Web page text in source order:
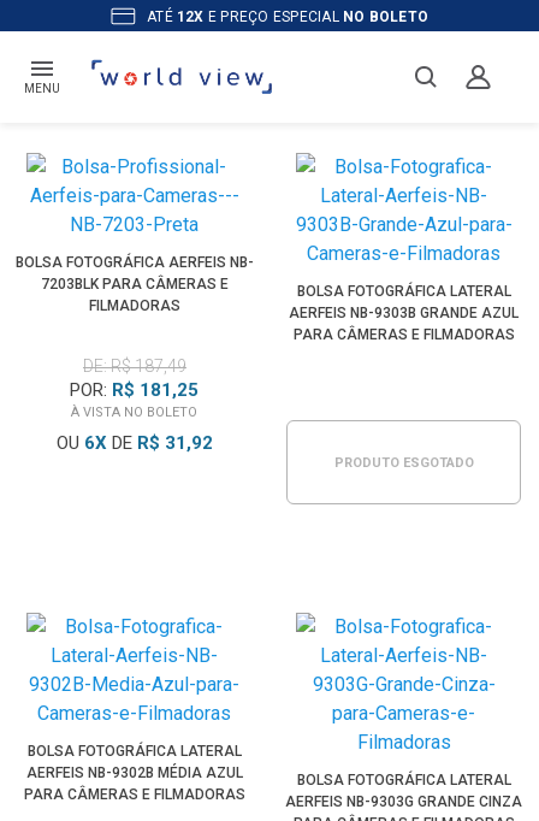
ATÉ 12X E PREÇO ESPECIAL NO BOLETO
MENU
BOLSA FOTOGRÁFICA AERFEIS NB-
7203BLK PARA CÂMERAS E
FILMADORAS
DE: R$ 187,49
POR: R$ 181,25
À VISTA NO BOLETO
OU 6XDE R$ 31,92
BOLSA FOTOGRÁFICA LATERAL
AERFEIS NB-9303B GRANDE AZUL
PARA CÂMERAS E FILMADORAS
PRODUTO ESGOTADO
BOLSA FOTOGRÁFICA LATERAL
AERFEIS NB-9302B MÉDIA AZUL
PARA CÂMERAS E FILMADORAS
BOLSA FOTOGRÁFICA LATERAL
AERFEIS NB-9303G GRANDE CINZA